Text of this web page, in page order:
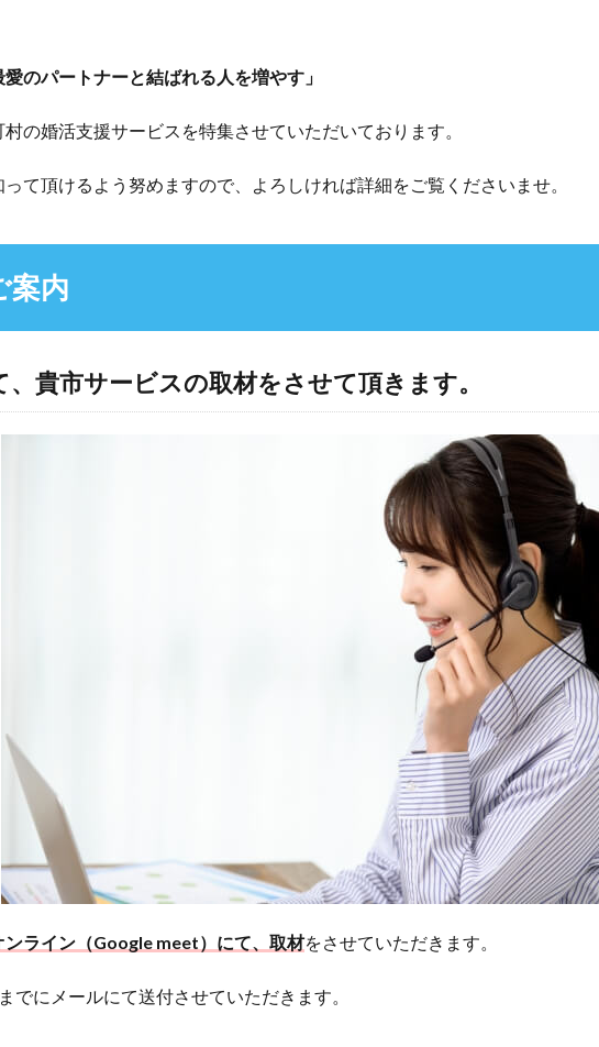
のパートナーと結ばれる人を増やす」
の婚活支援サービスを特集させていただいております。
て頂けるよう努めますので、よろしければ詳細をご覧くださいませ。
案内
貴市サービスの取材をさせて頂きます。
ンライン（Google meet）にて、取材をさせていただきます。
にメールにて送付させていただきます。